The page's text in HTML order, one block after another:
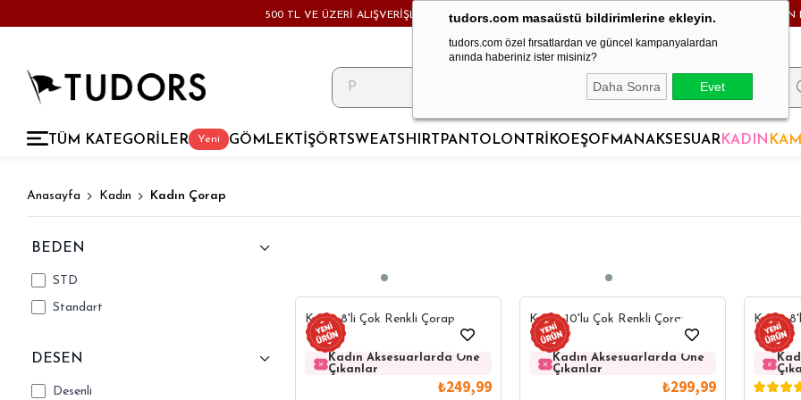
tudors.com masaüstü bildirimlerine ekleyin.
tudors.com özel fırsatlardan ve güncel kampanyalardan
anında haberiniz ister misiniz?
Daha Sonra Evet
500 TL VE ÜZERİ ALIŞVERİŞLERDE KARGO BEDAVA! - HAFTA İÇİ 24 SAATTE KARGODA! -
Yeni
TÜM KATEGORİLER GÖMLEK TİŞÖRT SWEATSHIRT PANTOLON TRİKO EŞOFMANAKSESUARKADIN
Anasayfa Kadın Kadın Çorap
BEDEN
STD
Standart
DESEN
Desenli
Kadın 8'li Çok Renkli Çorap
Kadın Aksesuarlarda Öne
Çıkanlar
Kadın Aksesuarlarda Öne
Çıkanlar
Kadın
₺249,99
Kadın 10'lu Çok Renkli Çorap
Kadın Aksesuarlarda Öne
Çıkanlar
Kadın
Çıkanlar
₺299,99
Kadın